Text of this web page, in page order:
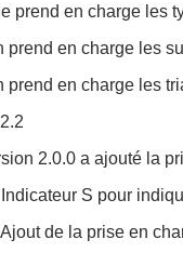
prend en charge les
prend en charge les
prend en charge les
2.0.0 a ajouté la
S pour
de la prise en